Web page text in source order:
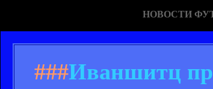
НОВОСТИ
###Иваншитц